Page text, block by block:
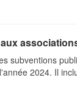
subventions
2024. Il